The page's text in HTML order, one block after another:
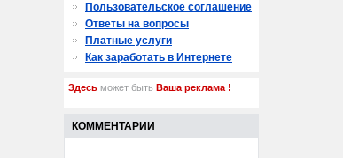
Пользовательское соглашение
Ответы на вопросы
Платные услуги
Как заработать в Интернете
Здесь может быть Ваша реклама !
КОММЕНТАРИИ